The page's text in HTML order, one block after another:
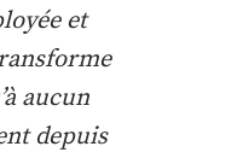
et
aucun
depuis